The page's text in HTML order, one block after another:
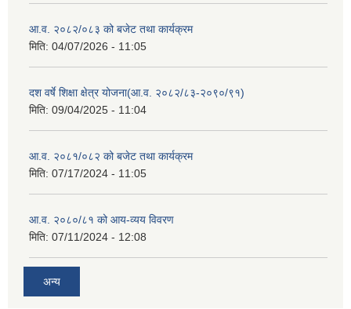
आ.व. २०८२/०८३ को बजेट तथा कार्यक्रम
मिति: 04/07/2026 - 11:05
दश वर्षे शिक्षा क्षेत्र योजना(आ.व. २०८२/८३-२०९०/९१)
मिति: 09/04/2025 - 11:04
आ.व. २०८१/०८२ को बजेट तथा कार्यक्रम
मिति: 07/17/2024 - 11:05
आ.व. २०८०/८१ को आय-व्यय विवरण
मिति: 07/11/2024 - 12:08
अन्य